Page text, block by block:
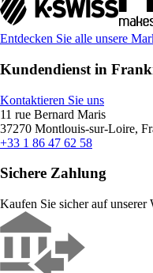
Entdecken Sie alle unsere
Kundendienst in
Kontaktieren Sie uns
11 rue Bernard Maris
37270 Montlouis-sur-Loire,
+33 1 86 47 62 58
Sichere Zahlung
Kaufen Sie sicher auf unserer